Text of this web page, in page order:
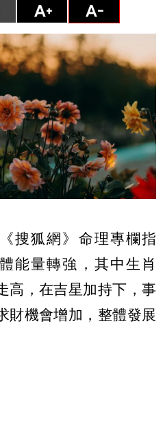
搜狐網》命理專欄指
能量轉強，其中生肖
高，在吉星加持下，事
財機會增加，整體發展